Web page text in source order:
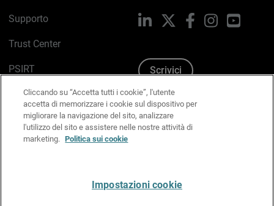
Supporto
Trust Center
PSIRT
Politica sui cookie
Informativa sulla privacy
Kit Media & Brand
LinkedIn FacebookInstagram
Scrivici
Cliccando su “Accetta tutti i cookie”, l'utente
accetta di memorizzare i cookie sul dispositivo per
migliorare la navigazione del sito, analizzare
l'utilizzo del sito e assistere nelle nostre attività di
marketing. Politica sui cookie
Impostazioni cookie